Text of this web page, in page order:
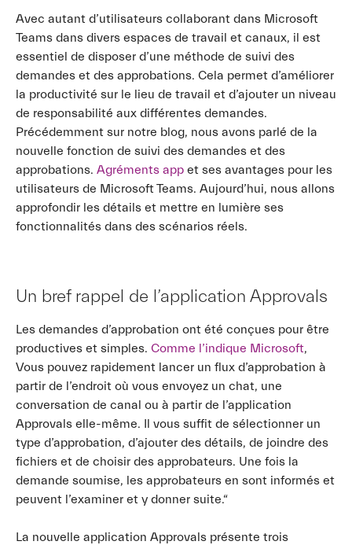
Avec autant d’utilisateurs collaborant dans Microsoft
Teams dans divers espaces de travail et canaux, il est
essentiel de disposer d’une méthode de suivi des
demandes et des approbations. Cela permet d’améliorer
la productivité sur le lieu de travail et d’ajouter un niveau
de responsabilité aux différentes demandes.
Précédemment sur notre blog, nous avons parlé de la
nouvelle fonction de suivi des demandes et des
approbations. Agréments app et ses avantages pour les
utilisateurs de Microsoft Teams. Aujourd’hui, nous allons
approfondir les détails et mettre en lumière ses
fonctionnalités dans des scénarios réels.
Un bref rappel de l’application Approvals
Les demandes d’approbation ont été conçues pour être
productives et simples. Comme l’indique Microsoft,
Vous pouvez rapidement lancer un flux d’approbation à
partir de l’endroit où vous envoyez un chat, une
conversation de canal ou à partir de l’application
Approvals elle-même. Il vous suffit de sélectionner un
type d’approbation, d’ajouter des détails, de joindre des
fichiers et de choisir des approbateurs. Une fois la
demande soumise, les approbateurs en sont informés et
peuvent l’examiner et y donner suite.“
La nouvelle application Approvals présente trois